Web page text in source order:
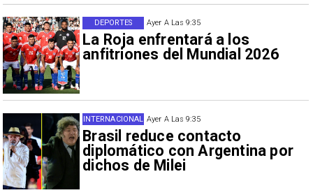
Ayer A Las 9:35
La Roja enfrentará a los
anfitriones del Mundial 2026
DEPORTES
Ayer A Las 9:35
Brasil reduce contacto
diplomático con Argentina por
dichos de Milei
INTERNACIONAL